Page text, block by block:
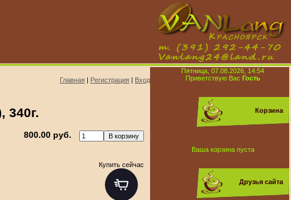
Главная | Регистрация | Вход
340г.
800.00 руб.
Купить сейчас
Пятница, 07.08.2026, 14:54
Приветствую Вас Гость
Корзина
Ваша корзина пуста
Друзья сайта